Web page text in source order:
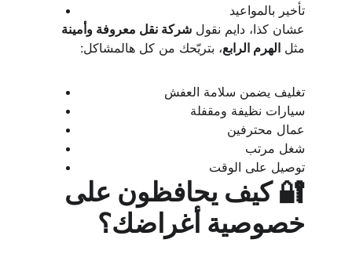
تأخير بالمواعيد
عشان كذا، دايم نقول شركة نقل معروفة وأمينة
مثل الهرم الرابع، بتريّحك من كل هالمشاكل:
تغليف يضمن سلامة العفش
سيارات نظيفة ومقفلة
عمال محترفين
شغل مرتب
توصيل على الوقت
🔐 كيف يحافظون على
خصوصية أغراضك؟